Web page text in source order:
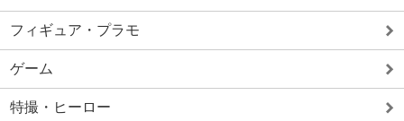
フィギュア・プラモ
ゲーム
特撮・ヒーロー